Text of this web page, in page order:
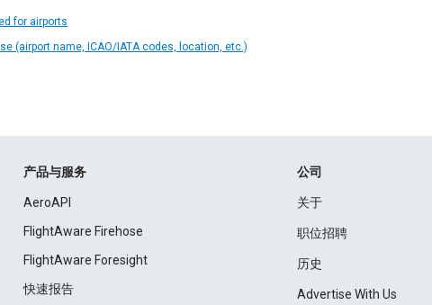
for airports
(airport name, ICAO/IATA codes, location, etc.)
产品与服务
AeroAPI
FlightAware Firehose
FlightAware Foresight
快速报告
公司
关于
职位招聘
历史
Advertise With Us